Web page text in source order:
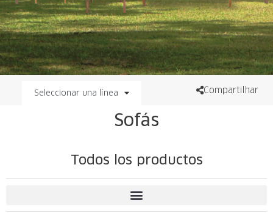
Seleccionar una línea Compartilhar
Sofás
Todos los productos